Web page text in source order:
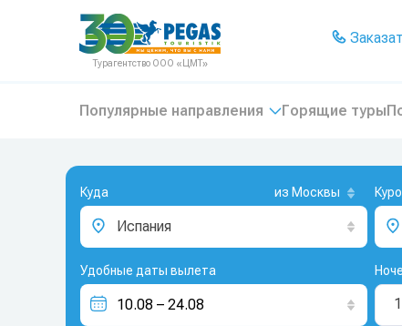
На главную
Турагентство ООО «ЦМТ»
Популярные направления Горящие туры
Куда из Москвы
Испания
Удобные даты вылета